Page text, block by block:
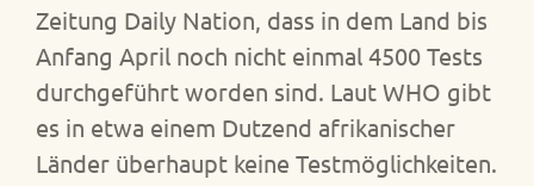
Zeitung Daily Nation, dass in dem Land bis
Anfang April noch nicht einmal 4500 Tests
durchgeführt worden sind. Laut WHO gibt
es in etwa einem Dutzend afrikanischer
Länder überhaupt keine Testmöglichkeiten.